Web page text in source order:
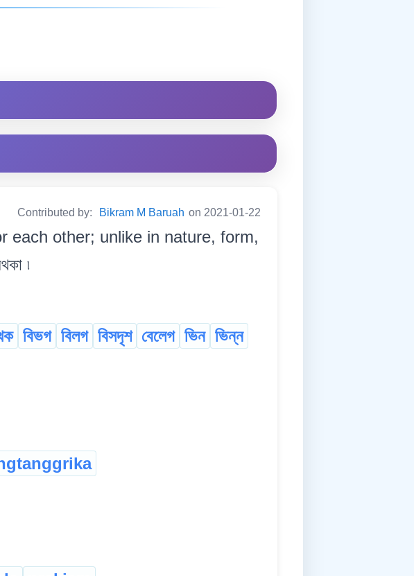
Contributed by: Bikram M Baruah on 2021-01-22
each other; unlike in nature, form,
৷
বিভগ বিলগ বিসদৃশ বেলেগ ভিন ভিন্ন